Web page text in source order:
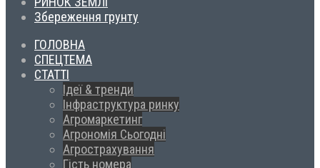
Збереження грунту
ГОЛОВНА
СПЕЦТЕМА
СТАТТІ
Ідеї & тренди
Інфраструктура ринку
Агромаркетинг
Агрономія Сьогодні
Агрострахування
Гість номера